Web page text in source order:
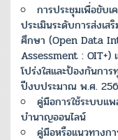
การประชุมเพื่อขับ
ประเมินระดับการส่งเส
ศึกษา (Open Data
Assessment : OIT+)
โปร่งใสและป้องกันก
ปีงบประมาณ พ.ศ.
คู่มือการใช้ระบบแ
บำนาญออนไลน์
คู่มือหรือแนวทางก